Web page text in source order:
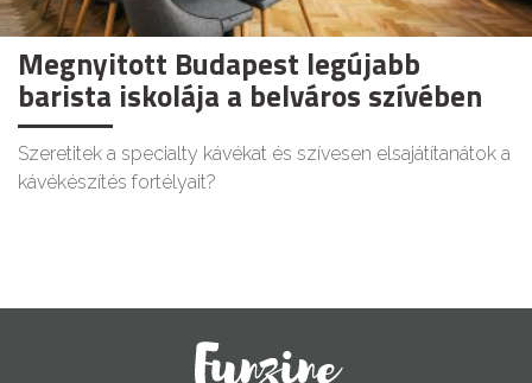
Megnyitott Budapest legújabb
barista iskolája a belváros szívében
Szeretitek a specialty kávékat és szívesen elsajátítanátok a
kávékészítés fortélyait?